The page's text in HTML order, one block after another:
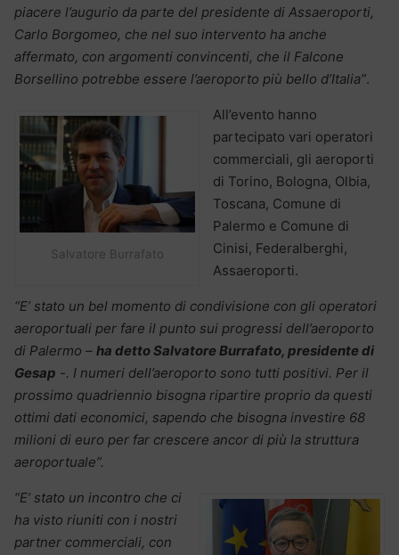
piacere l’augurio da parte del presidente di Assaeroporti,
Carlo Borgomeo, che nel suo intervento ha anche
affermato, con argomenti convincenti, che il Falcone
Borsellino potrebbe essere l’aeroporto più bello d’Italia”.
Salvatore Burrafato
All’evento hanno
partecipato vari operatori
commerciali, gli aeroporti
di Torino, Bologna, Olbia,
Toscana, Comune di
Palermo e Comune di
Cinisi, Federalberghi,
Assaeroporti.
“E’ stato un bel momento di condivisione con gli operatori
aeroportuali per fare il punto sui progressi dell’aeroporto
di Palermo – ha detto Salvatore Burrafato, presidente di
Gesap -. I numeri dell’aeroporto sono tutti positivi. Per il
prossimo quadriennio bisogna ripartire proprio da questi
ottimi dati economici, sapendo che bisogna investire 68
milioni di euro per far crescere ancor di più la struttura
aeroportuale”.
“E’ stato un incontro che ci
ha visto riuniti con i nostri
partner commerciali, con